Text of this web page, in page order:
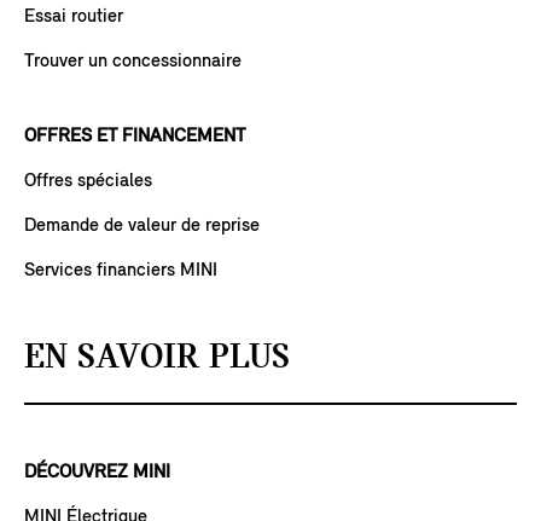
Essai routier
Trouver un concessionnaire
OFFRES ET FINANCEMENT
Offres spéciales
Demande de valeur de reprise
Services financiers MINI
EN SAVOIR PLUS
DÉCOUVREZ MINI